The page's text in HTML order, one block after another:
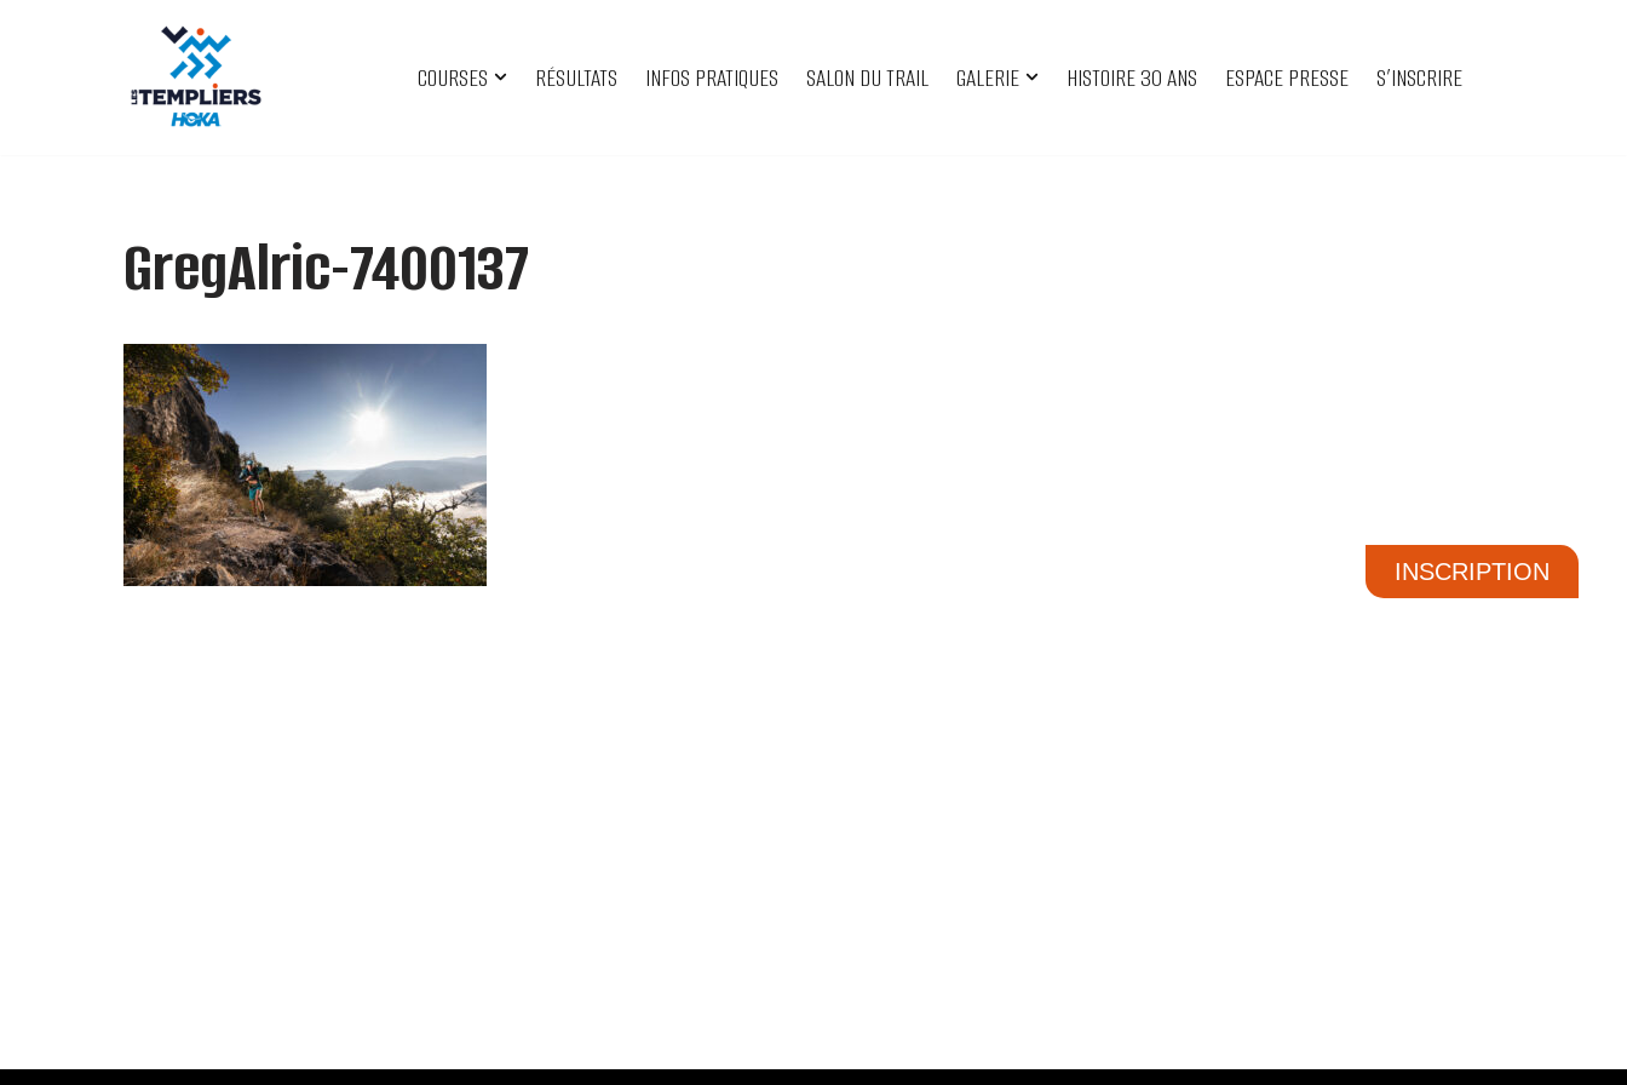
COURSES RÉSULTATS INFOS PRATIQUES SALON DU TRAIL GALERIE HISTOIRE 30 ANS ESPACE PRESSE S’INSCRIRE
INSCRIPTION
GregAlric-7400137